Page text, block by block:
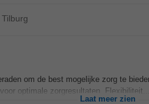
om de best mogelijke zorg te
optimale zorgresultaten. Flexibiliteit...
Laat meer zien